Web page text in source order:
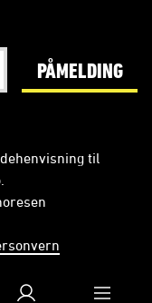
PÅMELDING
til